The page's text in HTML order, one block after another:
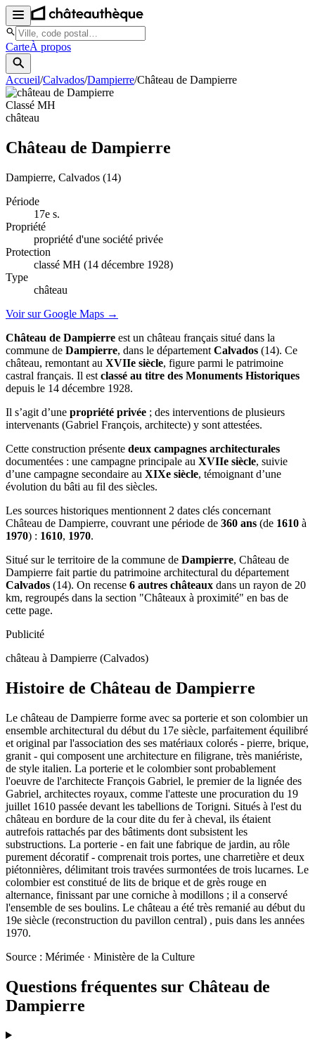
CarteÀ propos
Accueil/Calvados/Dampierre/Château de Dampierre
Classé MH
château
Château de Dampierre
Dampierre, Calvados (14)
Période
17e s.
Propriété
propriété d'une société privée
Protection
classé MH (14 décembre 1928)
Type
château
Voir sur Google Maps →
Château de Dampierre est un château français situé dans la
commune de Dampierre, dans le département Calvados (14). Ce
château, remontant au XVIIe siècle, figure parmi le patrimoine
castral français. Il est classé au titre des Monuments Historiques
depuis le 14 décembre 1928.
Il s’agit d’une propriété privée ; des interventions de plusieurs
intervenants (Gabriel François, architecte) y sont attestées.
Cette construction présente deux campagnes architecturales
documentées : une campagne principale au XVIIe siècle, suivie
d’une campagne secondaire au XIXe siècle, témoignant d’une
évolution du bâti au fil des siècles.
Les sources historiques mentionnent 2 dates clés concernant
Château de Dampierre, couvrant une période de 360 ans (de 1610 à
1970) : 1610, 1970.
Situé sur le territoire de la commune de Dampierre, Château de
Dampierre fait partie du patrimoine architectural du département
Calvados (14). On recense 6 autres châteaux dans un rayon de 20
km, regroupés dans la section "Châteaux à proximité" en bas de
cette page.
Publicité
château à Dampierre (Calvados)
Histoire de Château de Dampierre
Le château de Dampierre forme avec sa porterie et son colombier un
ensemble architectural du début du 17e siècle, parfaitement équilibré
et original par l'association des ses matériaux colorés - pierre, brique,
granit - qui composent une architecture en filigrane, très maniériste,
de style italien. La porterie et le colombier sont probablement
l'oeuvre de l'architecte François Gabriel, le premier de la lignée des
Gabriel, architectes royaux, comme l'atteste une procuration du 19
juillet 1610 passée devant les tabellions de Torigni. Situés à l'est du
château en bordure de la cour dite du fer à cheval, ils étaient
autrefois rattachés par des bâtiments dont subsistent les
substructions. La porterie - en fait une fabrique de jardin, au rôle
purement décoratif - comprenait trois portes, une charretière et deux
piétonnières, délimitant trois travées surmontées de trois lucarnes. Le
colombier est constitué de lits de brique et de grès rouge en
alternance, finissant par une corniche à modillons ; il a conservé
l'ensemble de ses boulins. Le château a été très remanié au début du
19e siècle (reconstruction du pavillon central) , puis dans les années
1970.
Source : Mérimée · Ministère de la Culture
Questions fréquentes sur Château de
Dampierre